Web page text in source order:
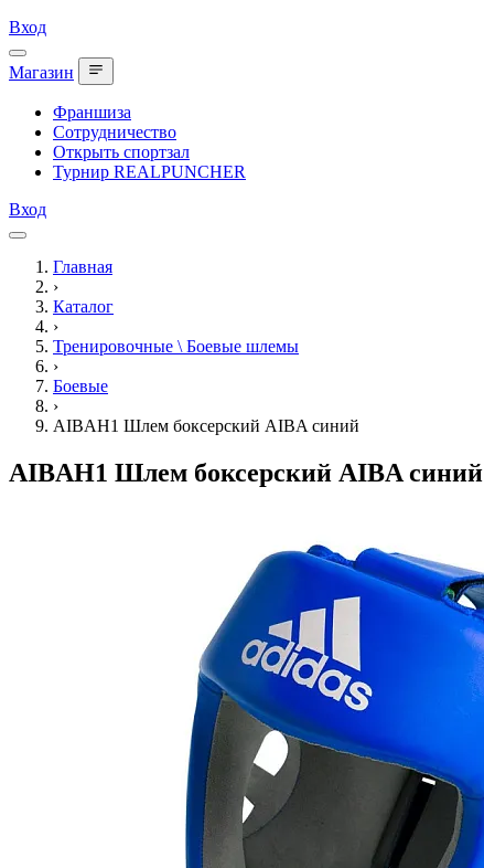
Вход
Магазин
Франшиза
Сотрудничество
Открыть спортзал
Турнир REALPUNCHER
Вход
Главная
›
Каталог
›
Тренировочные \ Боевые шлемы
›
Боевые
›
AIBAH1 Шлем боксерский AIBA синий
AIBAH1 Шлем боксерский AIBA синий